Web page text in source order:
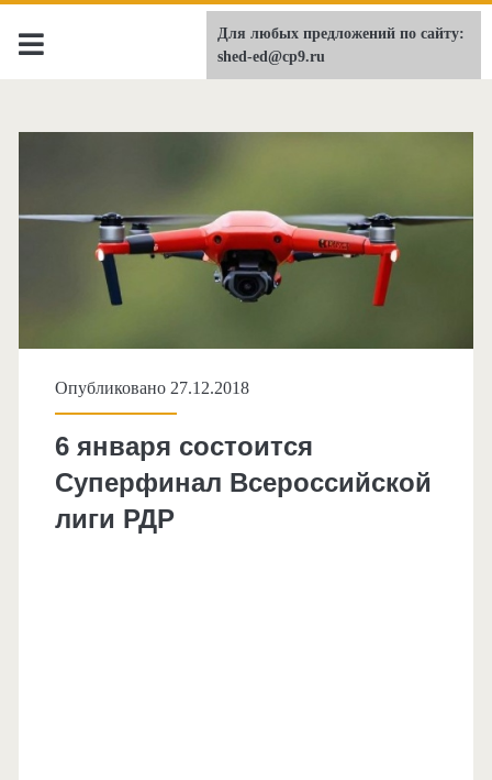
shed-ed.ru
Опубликовано 27.12.2018
6 января состоится
Суперфинал Всероссийской
лиги РДР
Для любых предложений по сайту:
shed-ed@cp9.ru